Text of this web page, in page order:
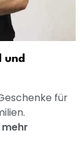
und
für
mehr